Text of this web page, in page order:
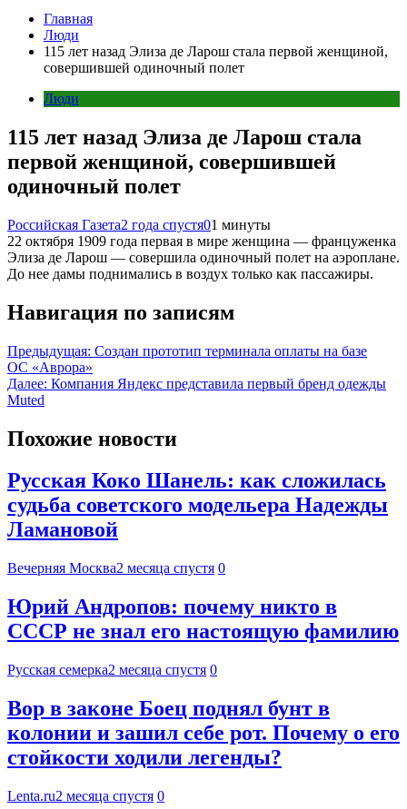
Главная
Люди
115 лет назад Элиза де Ларош стала первой женщиной,
совершившей одиночный полет
Люди
115 лет назад Элиза де Ларош стала
первой женщиной, совершившей
одиночный полет
Российская Газета2 года спустя01 минуты
22 октября 1909 года первая в мире женщина — француженка
Элиза де Ларош — совершила одиночный полет на аэроплане.
До нее дамы поднимались в воздух только как пассажиры.
Навигация по записям
Предыдущая: Создан прототип терминала оплаты на базе
ОС «Аврора»
Далее: Компания Яндекс представила первый бренд одежды
Muted
Похожие новости
Русская Коко Шанель: как сложилась
судьба советского модельера Надежды
Ламановой
Вечерняя Москва2 месяца спустя 0
Юрий Андропов: почему никто в
СССР не знал его настоящую фамилию
Русская семерка2 месяца спустя 0
Вор в законе Боец поднял бунт в
колонии и зашил себе рот. Почему о его
стойкости ходили легенды?
Lenta.ru2 месяца спустя 0